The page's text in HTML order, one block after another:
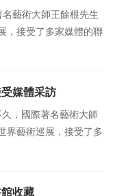
藝術大師王餘根先生
，接受了多家媒體的聯
媒體采訪
，國際著名藝術大師
界藝術巡展，接受了多
收藏